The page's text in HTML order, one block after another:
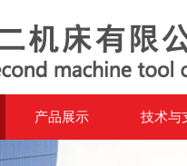
产品展示 技术与